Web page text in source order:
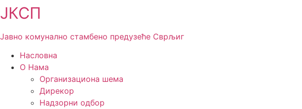
Скочите
на
ЈКСП
Јавно комунално стамбено предузеће Сврљиг
Насловна
О Нама
Организациона шема
Дирекор
Надзорни одбор